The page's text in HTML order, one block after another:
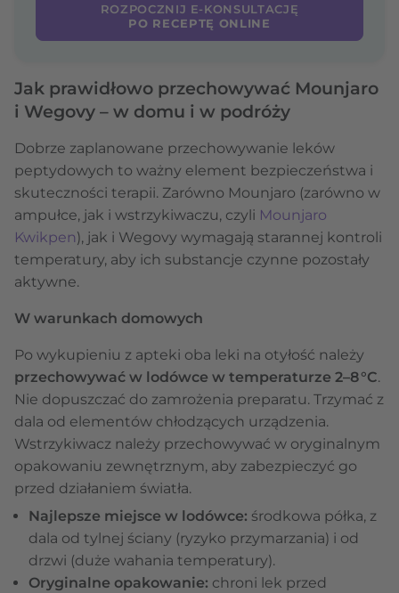
ROZPOCZNIJ E-KONSULTACJĘ
PO RECEPTĘ ONLINE
Jak prawidłowo przechowywać Mounjaro
i Wegovy – w domu i w podróży
Dobrze zaplanowane przechowywanie leków
peptydowych to ważny element bezpieczeństwa i
skuteczności terapii. Zarówno Mounjaro (zarówno w
ampułce, jak i wstrzykiwaczu, czyli Mounjaro
Kwikpen), jak i Wegovy wymagają starannej kontroli
temperatury, aby ich substancje czynne pozostały
aktywne.
W warunkach domowych
Po wykupieniu z apteki oba leki na otyłość należy
przechowywać w lodówce w temperaturze 2–8 °C.
Nie dopuszczać do zamrożenia preparatu. Trzymać z
dala od elementów chłodzących urządzenia.
Wstrzykiwacz należy przechowywać w oryginalnym
opakowaniu zewnętrznym, aby zabezpieczyć go
przed działaniem światła.
Najlepsze miejsce w lodówce: środkowa półka, z
dala od tylnej ściany (ryzyko przymarzania) i od
drzwi (duże wahania temperatury).
Oryginalne opakowanie: chroni lek przed